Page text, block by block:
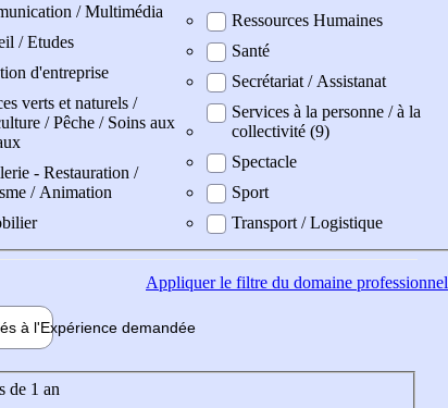
/ Multimédia
/ Etudes
d'entreprise
verts et naturels /
/ Pêche / Soins aux
- Restauration /
/ Animation
Ressources Humaines
Santé
Secrétariat / Assistanat
Services à la personne / à la
collectivité (9)
Spectacle
Sport
Transport / Logistique
Appliquerle filtre du domaine professionnel
à l'Expérience demandée
de 1 an